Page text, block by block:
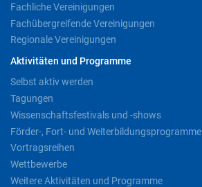
Fachliche Vereinigungen
Fachübergreifende Vereinigungen
Regionale Vereinigungen
Aktivitäten und Programme
Selbst aktiv werden
Tagungen
Wissenschaftsfestivals und -shows
Förder-, Fort- und Weiterbildungsprogramme
Vortragsreihen
Wettbewerbe
Weitere Aktivitäten und Programme